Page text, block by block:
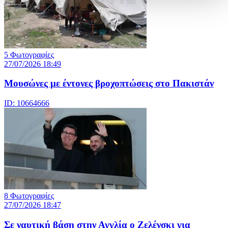
5 Φωτογραφίες
27/07/2026 18:49
Μουσώνες με έντονες βροχοπτώσεις στο Πακιστάν
ID: 10664666
8 Φωτογραφίες
27/07/2026 18:47
Σε ναυτική βάση στην Αγγλία ο Ζελένσκι για